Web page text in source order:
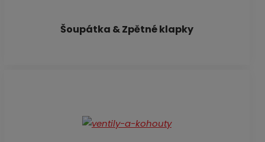
Šoupátka & Zpětné klapky